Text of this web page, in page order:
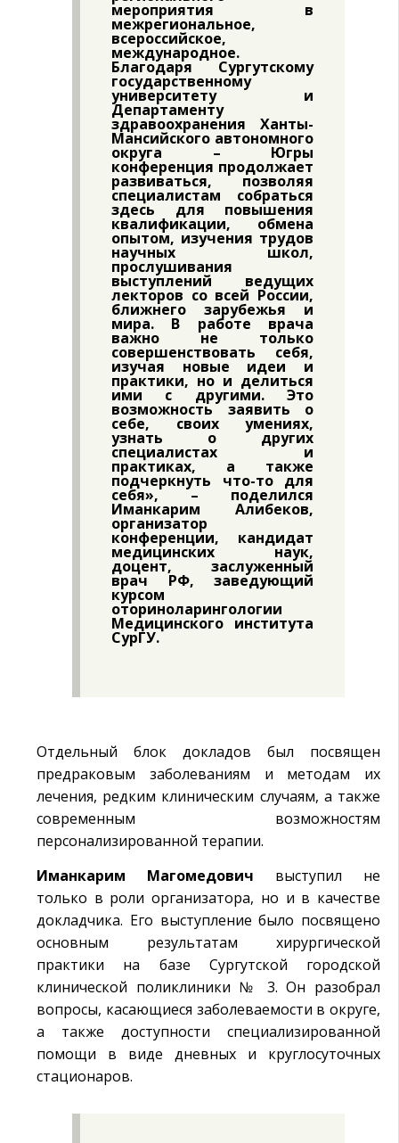
мероприятия в
межрегиональное,
всероссийское,
международное.
Благодаря Сургутскому
государственному
университету и
Департаменту
здравоохранения Ханты-
Мансийского автономного
округа – Югры
конференция продолжает
развиваться, позволяя
специалистам собраться
здесь для повышения
квалификации, обмена
опытом, изучения трудов
научных школ,
прослушивания
выступлений ведущих
лекторов со всей России,
ближнего зарубежья и
мира. В работе врача
важно не только
совершенствовать себя,
изучая новые идеи и
практики, но и делиться
ими с другими. Это
возможность заявить о
себе, своих умениях,
узнать о других
специалистах и
практиках, а также
подчеркнуть что-то для
себя», – поделился
Иманкарим Алибеков,
организатор
конференции, кандидат
медицинских наук,
доцент, заслуженный
врач РФ, заведующий
курсом
оториноларингологии
Медицинского института
СурГУ.
Отдельный блок докладов был посвящен
предраковым заболеваниям и методам их
лечения, редким клиническим случаям, а также
современным возможностям
персонализированной терапии.
Иманкарим Магомедович выступил не
только в роли организатора, но и в качестве
докладчика. Его выступление было посвящено
основным результатам хирургической
практики на базе Сургутской городской
клинической поликлиники № 3. Он разобрал
вопросы, касающиеся заболеваемости в округе,
а также доступности специализированной
помощи в виде дневных и круглосуточных
стационаров.